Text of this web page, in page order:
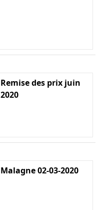
Remise des prix juin
2020
Malagne 02-03-2020